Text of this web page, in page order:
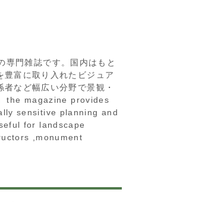
専門雑誌です。国内はもと
富に取り入れたビジュア
など幅広い分野で景観・
the magazine provides
sensitive planning and
for landscape
,monument